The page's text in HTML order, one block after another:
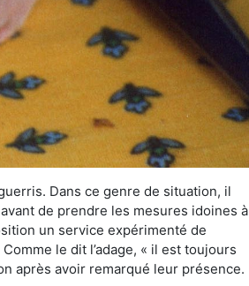
Dans ce genre de situation, il
de prendre les mesures idoines à
un service expérimenté de
le dit l’adage, « il est toujours
après avoir remarqué leur présence.